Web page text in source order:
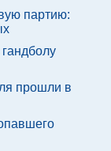
партию:
прошли в